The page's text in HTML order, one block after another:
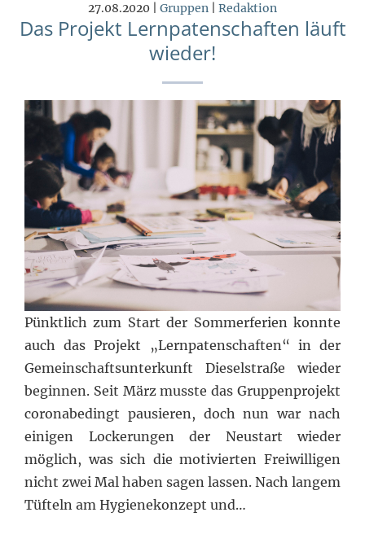
27.08.2020 | Gruppen Redaktion
Das Projekt Lernpatenschaften läuft
wieder!
Pünktlich zum Start der Sommerferien konnte
auch das Projekt „Lernpatenschaften“ in der
Gemeinschaftsunterkunft Dieselstraße wieder
beginnen. Seit März musste das Gruppenprojekt
coronabedingt pausieren, doch nun war nach
einigen Lockerungen der Neustart wieder
möglich, was sich die motivierten Freiwilligen
nicht zwei Mal haben sagen lassen. Nach langem
Tüfteln am Hygienekonzept und…